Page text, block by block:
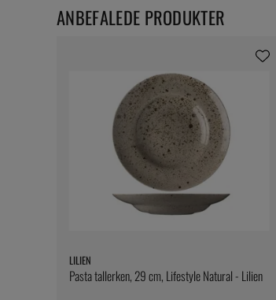
LILIEN
Pasta tallerken, 29 cm, Lifestyle Natural - Lilien
ANBEFALEDE PRODUKTER